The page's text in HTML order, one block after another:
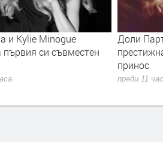
получава
награда за цялостен
Янка
новия
преди 12